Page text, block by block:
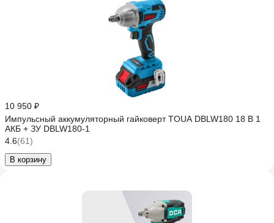
10 950 ₽
Импульсный аккумуляторный гайковерт TOUA DBLW180 18 В 1
АКБ + ЗУ DBLW180-1
4.6(61)
В корзину